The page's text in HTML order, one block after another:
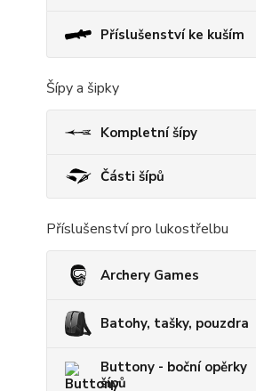
Příslušenství ke kuším
Šípy a šipky
Kompletní šípy
Části šípů
Příslušenství pro lukostřelbu
Archery Games
Batohy, tašky, pouzdra
Buttony - boční opěrky
šípů